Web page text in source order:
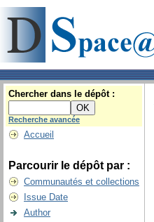
Chercher dans le dépôt :
Recherche avancée
Accueil
Parcourir le dépôt par :
Communautés et collections
Issue Date
Author